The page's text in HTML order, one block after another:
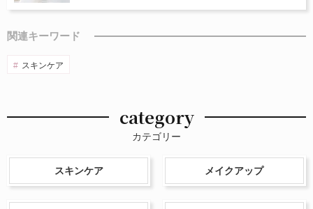
関連キーワード
スキンケア
category
カテゴリー
スキンケア メイクアップ